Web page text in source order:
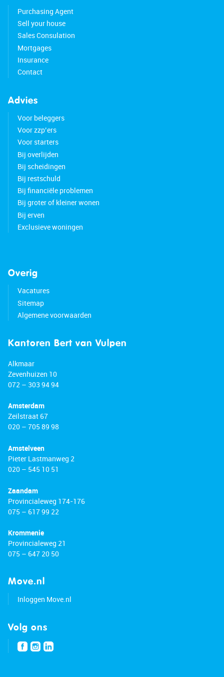
Purchasing Agent
Sell your house
Sales Consulation
Mortgages
Insurance
Contact
Advies
Voor beleggers
Voor zzp’ers
Voor starters
Bij overlijden
Bij scheidingen
Bij restschuld
Bij financiële problemen
Bij groter of kleiner wonen
Bij erven
Exclusieve woningen
Overig
Vacatures
Sitemap
Algemene voorwaarden
Kantoren Bert van Vulpen
Alkmaar
Zevenhuizen 10
072 – 303 94 94
Amsterdam
Zeilstraat 67
020 – 705 89 98
Amstelveen
Pieter Lastmanweg 2
020 – 545 10 51
Zaandam
Provincialeweg 174-176
075 – 617 99 22
Krommenie
Provincialeweg 21
075 – 647 20 50
Move.nl
Inloggen Move.nl
Volg ons